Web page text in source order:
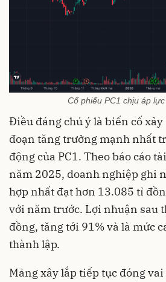
Cổ phiếu PC1 chịu áp lực
Điều đáng chú ý là biến cố
đoạn tăng trưởng mạnh nhất
động của PC1. Theo báo cáo
năm 2025, doanh nghiệp ghi
hợp nhất đạt hơn 13.085 tỉ
với năm trước. Lợi nhuận sau
đồng, tăng tới 91% và là mức
thành lập.
Mảng xây lắp tiếp tục đóng